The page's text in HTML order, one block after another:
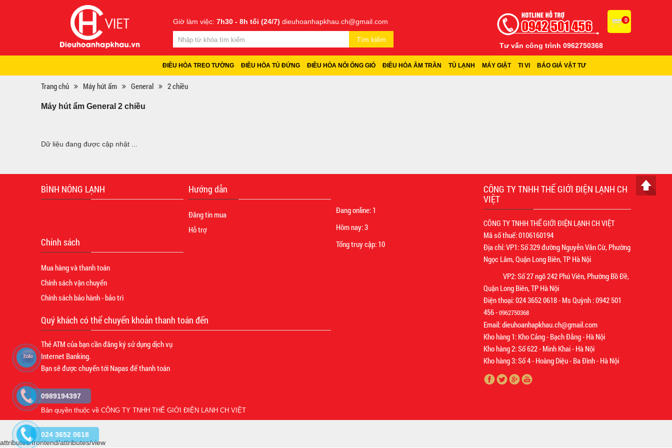
Giờ làm việc: 7h30 - 8h tối (24/7) dieuhoanhapkhau.ch@gmail.com
Tìm kiếm
0
Tư vấn công trình 0962750368
ĐIỀU HÒA TREO TƯỜNG ĐIỀU HÒA TỦ ĐỨNG ĐIỀU HÒA NỐI ỐNG GIÓ ĐIỀU HÒA ÂM TRẦN TỦ LẠNH MÁY GIẶT TI VI BÁO GIÁ VẬT TƯ
Trang chủ Máy hút ẩm General 2 chiều
Máy hút ẩm General 2 chiều
Dữ liệu đang được cập nhật ...
BÌNH NÓNG LẠNH Hướng dẫn
Đăng tin mua
Hỗ trợ
Chính sách
Mua hàng và thanh toán
Chính sách vận chuyển
Chính sách bảo hành - bảo trì
Quý khách có thể chuyển khoản thanh toán đến
Thẻ ATM của bạn cần đăng ký sử dụng dịch vụ
Internet Banking.
Bạn sẽ được chuyển tới Napas để thanh toán
Đang online: 1
Hôm nay:3
Tổng truy cập: 10
CÔNG TY TNHH THẾ GIỚI ĐIỆN LẠNH CH
VIỆT
CÔNG TY TNHH THẾ GIỚI ĐIỆN LẠNH CH VIỆT
Mã số thuế: 0106160194
Địa chỉ: VP1: Số 329 đường Nguyễn Văn Cừ, Phường
Ngọc Lâm, Quận Long Biên, TP Hà Nội
VP2: Số 27 ngõ 242 Phú Viên, Phường Bồ Đề,
Quận Long Biên, TP Hà Nội
Điện thoại: 024 3652 0618 - Ms Quỳnh : 0942 501
456 -0962750368
Email: dieuhoanhapkhau.ch@gmail.com
Kho hàng 1: Kho Cảng - Bạch Đằng - Hà Nội
Kho hàng 2: Số 622 - Minh Khai - Hà Nội
Kho hàng 3: Số 4 - Hoàng Diệu - Ba Đình - Hà Nội
Bản quyền thuộc về CÔNG TY TNHH THẾ GIỚI ĐIỆN LẠNH CH VIỆT
0989194397
024 3652 0618
attributes/frontend/attributes/view